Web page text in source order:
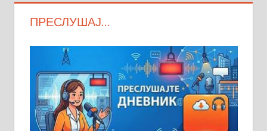
ПРЕСЛУШАЈ…